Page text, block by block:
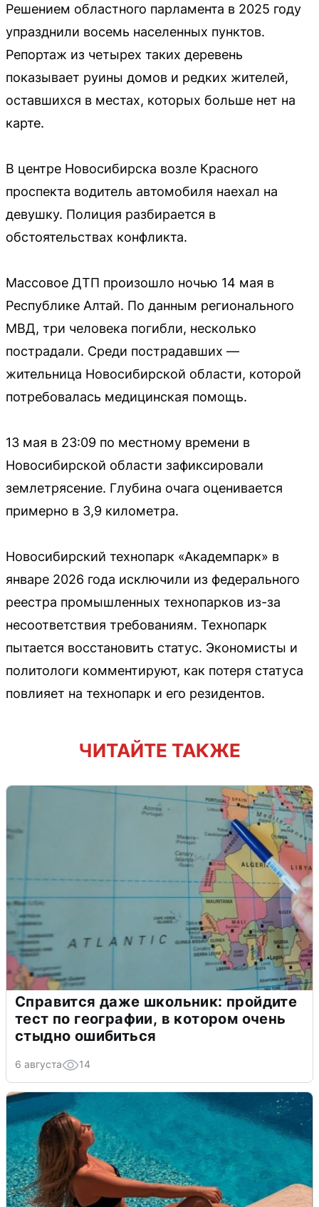
Решением областного парламента в 2025 году
упразднили восемь населенных пунктов.
Репортаж из четырех таких деревень
показывает руины домов и редких жителей,
оставшихся в местах, которых больше нет на
карте.
В центре Новосибирска возле Красного
проспекта водитель автомобиля наехал на
девушку. Полиция разбирается в
обстоятельствах конфликта.
Массовое ДТП произошло ночью 14 мая в
Республике Алтай. По данным регионального
МВД, три человека погибли, несколько
пострадали. Среди пострадавших —
жительница Новосибирской области, которой
потребовалась медицинская помощь.
13 мая в 23:09 по местному времени в
Новосибирской области зафиксировали
землетрясение. Глубина очага оценивается
примерно в 3,9 километра.
Новосибирский технопарк «Академпарк» в
январе 2026 года исключили из федерального
реестра промышленных технопарков из-за
несоответствия требованиям. Технопарк
пытается восстановить статус. Экономисты и
политологи комментируют, как потеря статуса
повлияет на технопарк и его резидентов.
ЧИТАЙТЕ ТАКЖЕ
Справится даже школьник: пройдите
тест по географии, в котором очень
стыдно ошибиться
6 августа 14